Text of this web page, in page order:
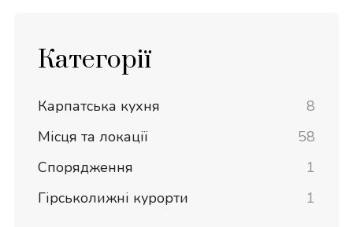
Категорії
Карпатська кухня
8
Місця та локації
58
Спорядження
1
Гірськолижні курорти
1